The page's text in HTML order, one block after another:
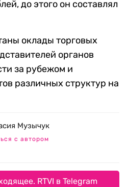
до этого он составлял
оклады торговых
органов
за рубежом и
различных структур на
Музычук
с автором
RTVI в Telegram